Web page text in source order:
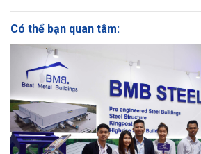
Có thể bạn quan tâm: